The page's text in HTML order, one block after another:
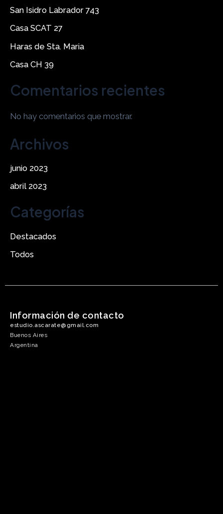
San Isidro Labrador 743
Casa SCAT 27
Haras de Sta. Maria
Casa CH 39
Comentarios recientes
No hay comentarios que mostrar.
Archivos
junio 2023
abril 2023
Categorías
Destacados
Todos
Información de contacto
estudio.ascarate@gmail.com
Buenos Aires
Argentina